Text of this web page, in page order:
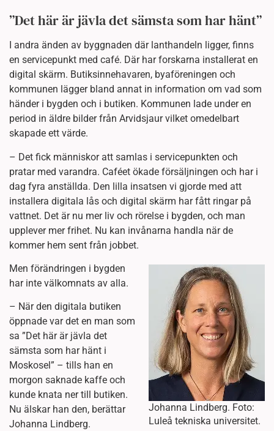
”Det här är jävla det sämsta som har hänt”
I andra änden av byggnaden där lanthandeln ligger, finns
en servicepunkt med café. Där har forskarna installerat en
digital skärm. Butiksinnehavaren, byaföreningen och
kommunen lägger bland annat in information om vad som
händer i bygden och i butiken. Kommunen lade under en
period in äldre bilder från Arvidsjaur vilket omedelbart
skapade ett värde.
– Det fick människor att samlas i servicepunkten och
pratar med varandra. Caféet ökade försäljningen och har i
dag fyra anställda. Den lilla insatsen vi gjorde med att
installera digitala lås och digital skärm har fått ringar på
vattnet. Det är nu mer liv och rörelse i bygden, och man
upplever mer frihet. Nu kan invånarna handla när de
kommer hem sent från jobbet.
Johanna Lindberg. Foto:
Luleå tekniska universitet.
Men förändringen i bygden
har inte välkomnats av alla.
– När den digitala butiken
öppnade var det en man som
sa ”Det här är jävla det
sämsta som har hänt i
Moskosel” – tills han en
morgon saknade kaffe och
kunde knata ner till butiken.
Nu älskar han den, berättar
Johanna Lindberg.